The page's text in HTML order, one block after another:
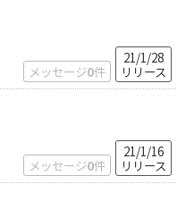
メッセージ0件
21/1/28
リリース
メッセージ0件
21/1/16
リリース